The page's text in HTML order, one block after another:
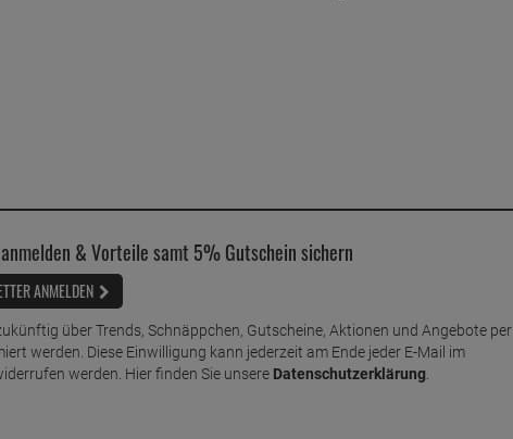
& Vorteile samt 5% Gutschein sichern
ANMELDEN
über Trends, Schnäppchen, Gutscheine, Aktionen und Angebote per
werden. Diese Einwilligung kann jederzeit am Ende jeder E-Mail im
werden. Hier finden Sie unsere Datenschutzerklärung.